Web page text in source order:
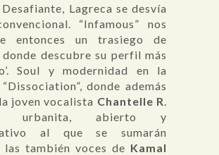
Lagreca se desvía
“Infamous” nos
entonces un trasiego de
donde descubre su perfil más
Soul y modernidad en la
donde además
joven vocalista Chantelle R
urbanita, abierto y
al que se sumarán
las también voces de Kamal